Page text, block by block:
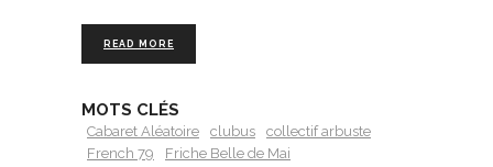
READ MORE
MOTS CLÉS
Cabaret Aléatoire clubus
collectif arbuste
French 79
Friche Belle de Mai